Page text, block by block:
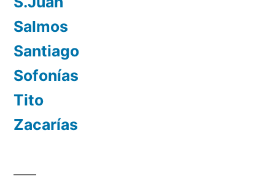
Salmos
Santiago
Sofonías
Tito
Zacarías